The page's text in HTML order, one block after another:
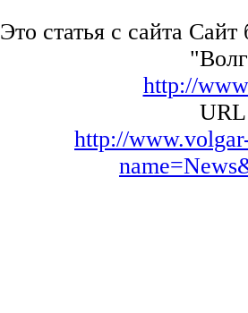
Это статья с сайта
http://
URL
http://